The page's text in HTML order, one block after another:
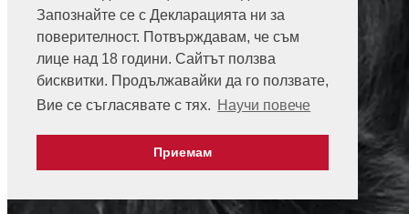
Запознайте се с Декларацията ни за
поверителност. Потвърждавам, че съм
лице над 18 години. Сайтът ползва
бисквитки. Продължавайки да го ползвате,
Вие се съгласявате с тях. Научи повече
Приемам